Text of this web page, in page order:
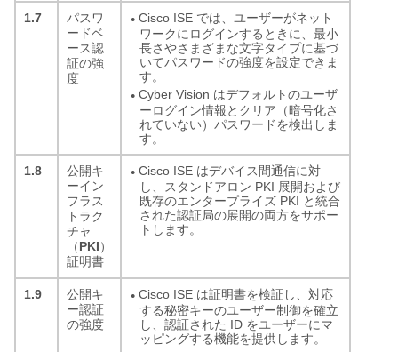
1.7
パスワ
ードベ
ース認
証の強
度
● Cisco ISE では、ユーザーがネット
ワークにログインするときに、最小
長さやさまざまな文字タイプに基づ
いてパスワードの強度を設定できま
す。
● Cyber Vision はデフォルトのユーザ
ーログイン情報とクリア（暗号化さ
れていない）パスワードを検出しま
す。
1.8
公開キ
ーイン
フラス
トラク
チャ
（ PKI ）
証明書
● Cisco ISE はデバイス間通信に対
し、スタンドアロン PKI 展開および
既存のエンタープライズ PKI と統合
された認証局の展開の両方をサポー
トします。
1.9
公開キ
ー認証
の強度
● Cisco ISE は証明書を検証し、対応
する秘密キーのユーザー制御を確立
し、認証された ID をユーザーにマ
ッピングする機能を提供します。